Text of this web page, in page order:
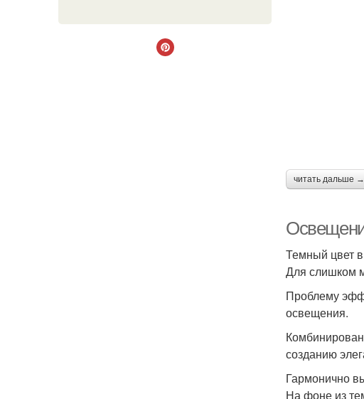
читать дальше →
Темный цвет
Для слишком
Проблему
освещения.
созданию
Гармонично
На фоне из